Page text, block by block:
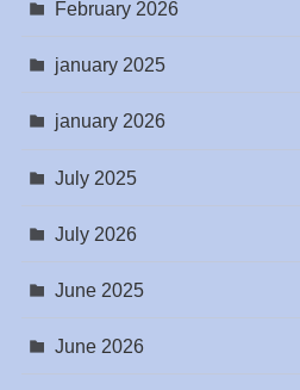
February 2026
january 2025
january 2026
July 2025
July 2026
June 2025
June 2026